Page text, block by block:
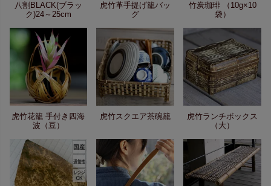
八割BLACK(ブラッ
ク)24～25cm
虎竹革手提げ籠バッ
グ
竹炭珈琲 （10g×10
袋）
虎竹花籠 手付き四海
波（豆）
虎竹スクエア茶碗籠
虎竹ランチボックス
（大）